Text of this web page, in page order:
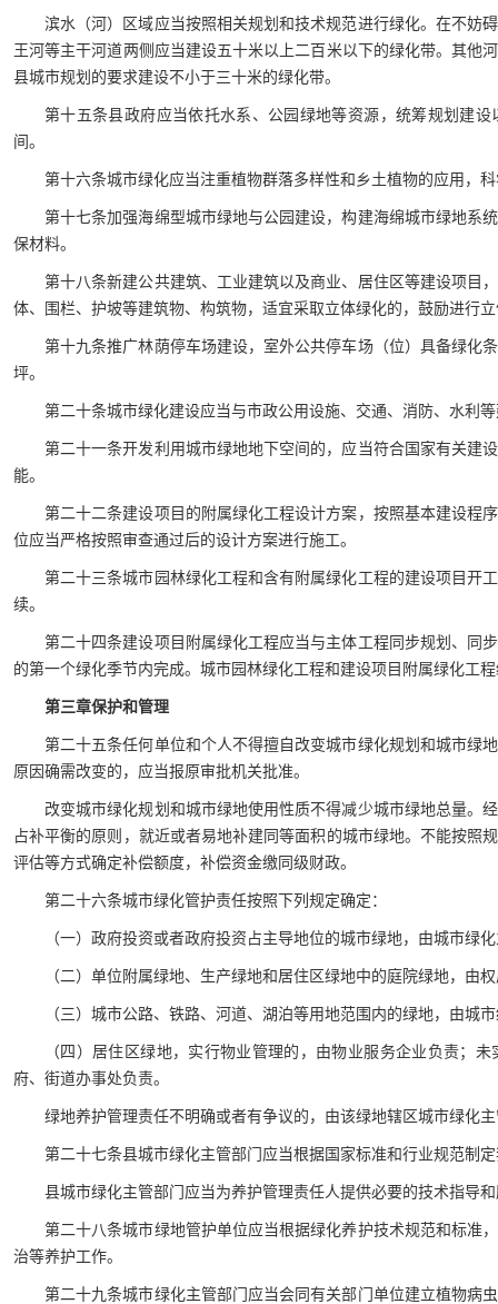
滨水（河）区域应当按照相关规划和技术规范进行绿化。在不妨
王河等主干河道两侧应当建设五十米以上二百米以下的绿化带。其他
县城市规划的要求建设不小于三十米的绿化带。
第十五条县政府应当依托水系、公园绿地等资源，统筹规划建
间。
第十六条城市绿化应当注重植物群落多样性和乡土植物的应用，
第十七条加强海绵型城市绿地与公园建设，构建海绵城市绿地系
保材料。
第十八条新建公共建筑、工业建筑以及商业、居住区等建设项目
体、围栏、护坡等建筑物、构筑物，适宜采取立体绿化的，鼓励进行
第十九条推广林荫停车场建设，室外公共停车场（位）具备绿化
坪。
第二十条城市绿化建设应当与市政公用设施、交通、消防、水利
第二十一条开发利用城市绿地地下空间的，应当符合国家有关建
能。
第二十二条建设项目的附属绿化工程设计方案，按照基本建设程
位应当严格按照审查通过后的设计方案进行施工。
第二十三条城市园林绿化工程和含有附属绿化工程的建设项目开
续。
第二十四条建设项目附属绿化工程应当与主体工程同步规划、同
的第一个绿化季节内完成。城市园林绿化工程和建设项目附属绿化工
第三章保护和管理
第二十五条任何单位和个人不得擅自改变城市绿化规划和城市绿
原因确需改变的，应当报原审批机关批准。
改变城市绿化规划和城市绿地使用性质不得减少城市绿地总量。
占补平衡的原则，就近或者易地补建同等面积的城市绿地。不能按照
评估等方式确定补偿额度，补偿资金缴同级财政。
第二十六条城市绿化管护责任按照下列规定确定：
（一）政府投资或者政府投资占主导地位的城市绿地，由城市绿
（二）单位附属绿地、生产绿地和居住区绿地中的庭院绿地，由
（三）城市公路、铁路、河道、湖泊等用地范围内的绿地，由城
（四）居住区绿地，实行物业管理的，由物业服务企业负责；
府、街道办事处负责。
绿地养护管理责任不明确或者有争议的，由该绿地辖区城市绿化
第二十七条县城市绿化主管部门应当根据国家标准和行业规范制
县城市绿化主管部门应当为养护管理责任人提供必要的技术指导
第二十八条城市绿地管护单位应当根据绿化养护技术规范和标准
治等养护工作。
第二十九条城市绿化主管部门应当会同有关部门单位建立植物病